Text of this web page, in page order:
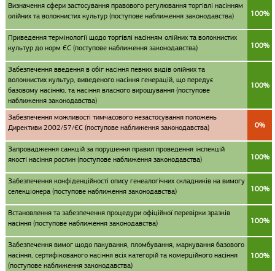
Визначення сфери застосування правового регулювання торгівлі насінням
олійних та волокнистих культур (поступове наближення законодавства)
100%
Приведення термінології щодо торгівлі насінням олійних та волокнистих
культур до норм ЄС (поступове наближення законодавства)
100%
Забезпечення введення в обіг насіння певних видів олійних та
волокнистих культур, виведеного насіння генерацій, що передує
базовому насінню, та насіння власного вирощування (поступове
наближення законодавства)
100%
Забезпечення можливості тимчасового незастосування положень
Директиви 2002/57/ЄС (поступове наближення законодавства)
0%
Запровадження санкцій за порушення правил проведення інспекцій
якості насіння рослин (поступове наближення законодавства)
100%
Забезпечення конфіденційності опису генеалогічних складників на вимогу
селекціонера (поступове наближення законодавства)
100%
Встановлення та забезпечення процедури офіційної перевірки зразків
насіння (поступове наближення законодавства)
100%
Забезпечення вимог щодо пакування, пломбування, маркування базового
насіння, сертифікованого насіння всіх категорій та комерційного насіння
(поступове наближення законодавства)
100%